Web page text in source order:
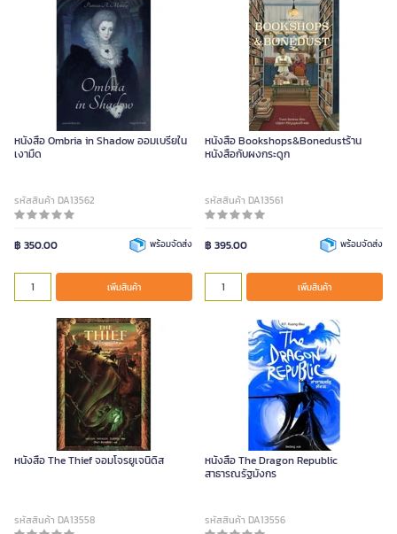
หนังสือ Ombria in Shadow ออมเบรียใน
เงามืด
รหัสสินค้า DA13562
฿ 350.00 พร้อมจัดส่ง
เพิ่มสินค้า
หนังสือ Bookshops&Bonedustร้าน
หนังสือกับผงกระดูก
รหัสสินค้า DA13561
฿ 395.00 พร้อมจัดส่ง
เพิ่มสินค้า
หนังสือ The Thief จอมโจรยูเจนิดิส
รหัสสินค้า DA13558
หนังสือ The Dragon Republic
สาธารณรัฐมังกร
รหัสสินค้า DA13556